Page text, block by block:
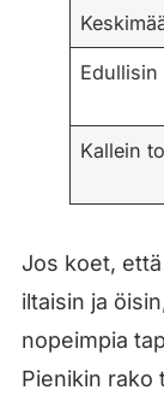
Kallein
Jos koet,
iltaisin ja
nopeimpia
Pienikin rako